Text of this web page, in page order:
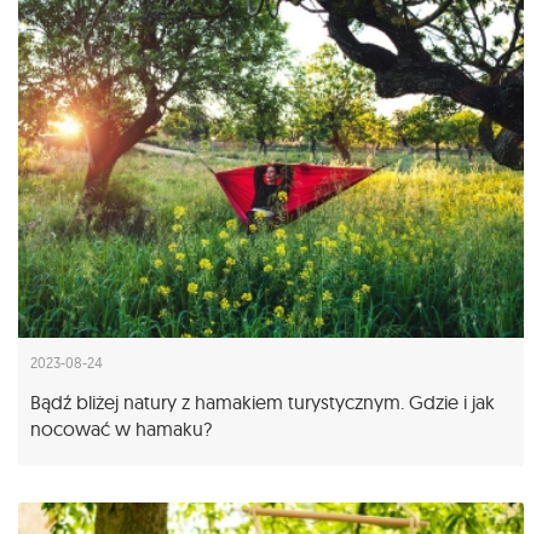
2023-08-24
Bądź bliżej natury z hamakiem turystycznym. Gdzie i jak
nocować w hamaku?